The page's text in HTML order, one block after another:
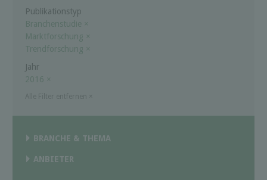
Publikationstyp
Branchenstudie ×
Marktforschung ×
Trendforschung ×
Jahr
2016 ×
BRANCHE & THEMA
ANBIETER